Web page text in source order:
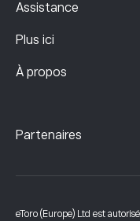
Assistance
Plus ici
À propos
Partenaires
eToro (Europe) Ltd est